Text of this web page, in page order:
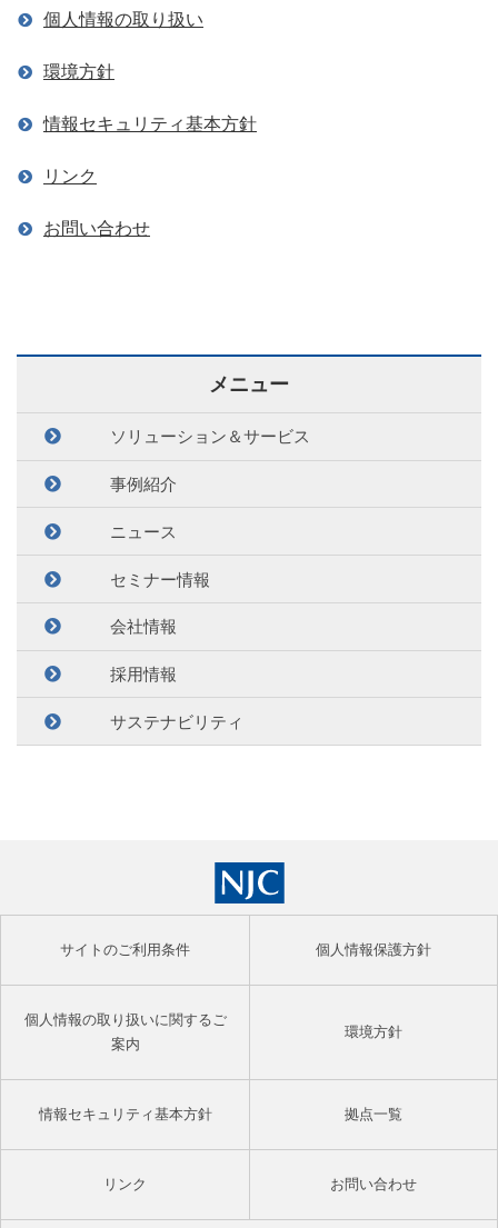
個人情報の取り扱い
環境方針
情報セキュリティ基本方針
リンク
お問い合わせ
メニュー
ソリューション＆サービス
事例紹介
ニュース
セミナー情報
会社情報
採用情報
サステナビリティ
サイトのご利用条件 個人情報保護方針
個人情報の取り扱いに関するご
案内
環境方針
情報セキュリティ基本方針 拠点一覧
リンク お問い合わせ